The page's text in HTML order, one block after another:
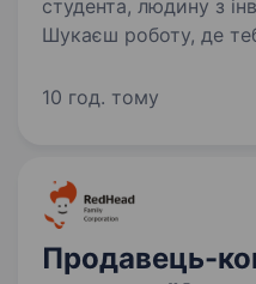
студента, людину з
Шукаєш роботу, де
великих
Оскільки…
10 год. тому
Продавець-